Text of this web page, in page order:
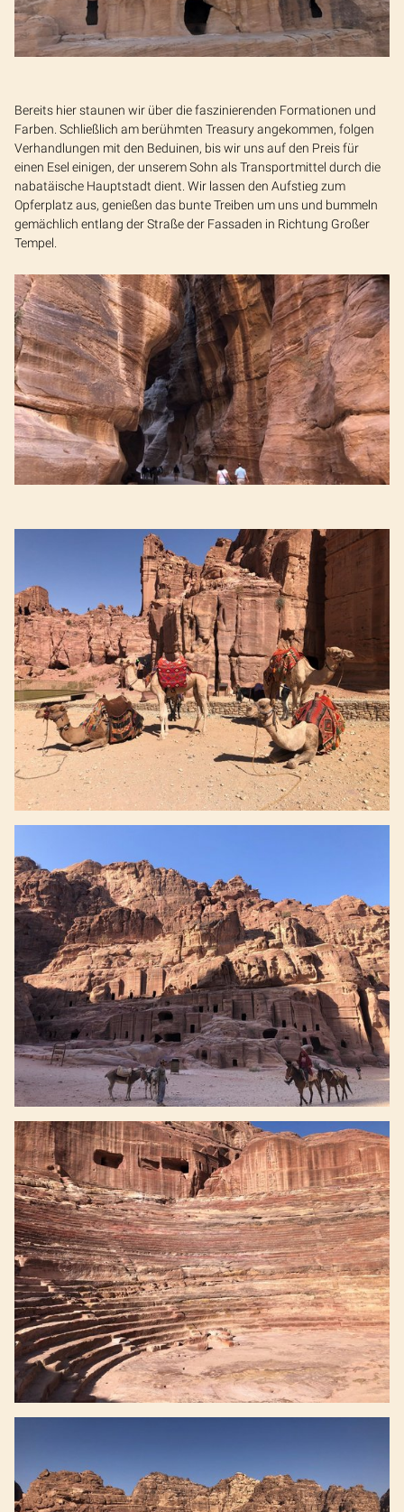
Bereits hier staunen wir über die faszinierenden Formationen und
Farben. Schließlich am berühmten Treasury angekommen, folgen
Verhandlungen mit den Beduinen, bis wir uns auf den Preis für
einen Esel einigen, der unserem Sohn als Transportmittel durch die
nabatäische Hauptstadt dient. Wir lassen den Aufstieg zum
Opferplatz aus, genießen das bunte Treiben um uns und bummeln
gemächlich entlang der Straße der Fassaden in Richtung Großer
Tempel.